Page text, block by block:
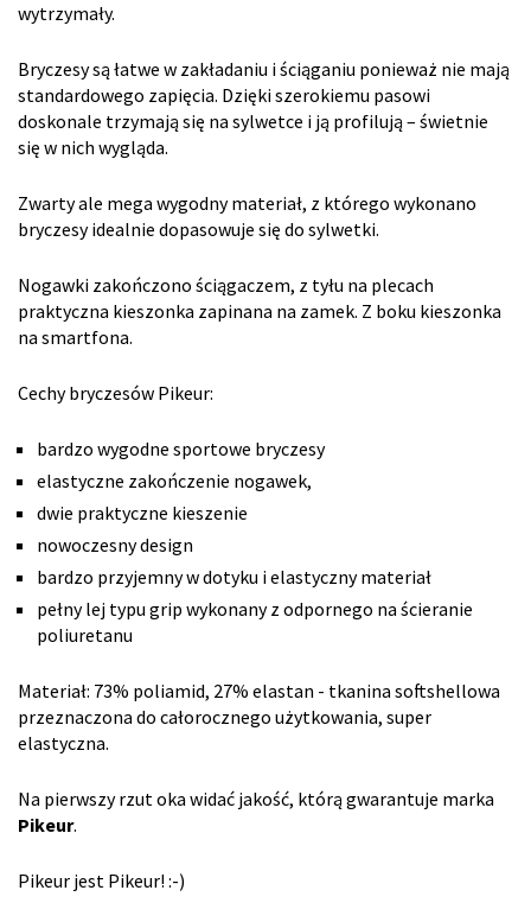
wytrzymały.
Bryczesy są łatwe w zakładaniu i ściąganiu ponieważ nie mają
standardowego zapięcia. Dzięki szerokiemu pasowi
doskonale trzymają się na sylwetce i ją profilują – świetnie
się w nich wygląda.
Zwarty ale mega wygodny materiał, z którego wykonano
bryczesy idealnie dopasowuje się do sylwetki.
Nogawki zakończono ściągaczem, z tyłu na plecach
praktyczna kieszonka zapinana na zamek. Z boku kieszonka
na smartfona.
Cechy bryczesów Pikeur:
bardzo wygodne sportowe bryczesy
elastyczne zakończenie nogawek,
dwie praktyczne kieszenie
nowoczesny design
bardzo przyjemny w dotyku i elastyczny materiał
pełny lej typu grip wykonany z odpornego na ścieranie
poliuretanu
Materiał: 73% poliamid, 27% elastan - tkanina softshellowa
przeznaczona do całorocznego użytkowania, super
elastyczna.
Na pierwszy rzut oka widać jakość, którą gwarantuje marka
Pikeur.
Pikeur jest Pikeur! :-)